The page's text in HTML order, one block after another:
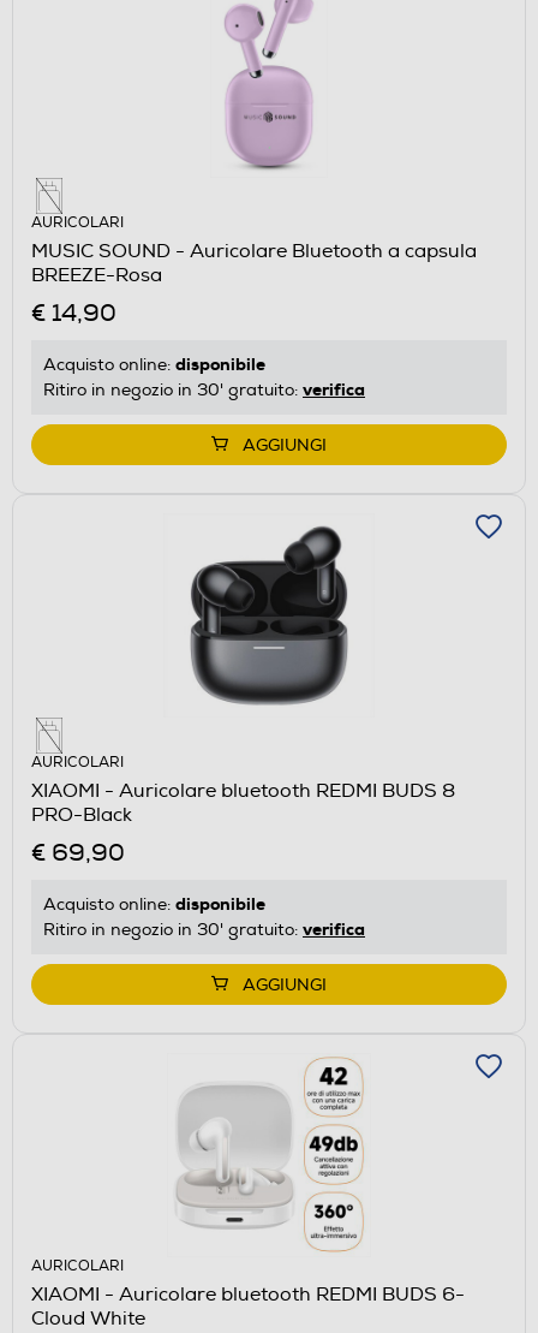
AURICOLARI
MUSIC SOUND - Auricolare Bluetooth a capsula
BREEZE-Rosa
€ 14,90
Acquisto online: disponibile
Ritiro in negozio in 30' gratuito: verifica
AGGIUNGI
AURICOLARI
XIAOMI - Auricolare bluetooth REDMI BUDS 8
PRO-Black
€ 69,90
Acquisto online: disponibile
Ritiro in negozio in 30' gratuito: verifica
AGGIUNGI
AURICOLARI
XIAOMI - Auricolare bluetooth REDMI BUDS 6-
Cloud White